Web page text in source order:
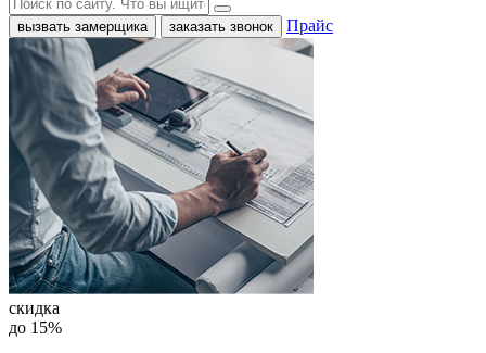
вызвать замерщика заказать звонок Прайс
скидка
до 15%